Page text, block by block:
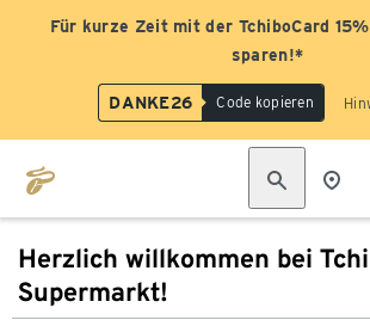
Für kurze Zeit mit der TchiboCard
sparen!*
DANKE26 Code kopieren
Herzlich willkommen bei
Supermarkt!